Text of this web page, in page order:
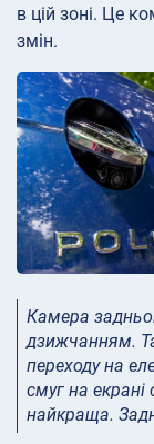
в цій зоні. Це
змін.
Камера
дзижчанням.
переходу на
смуг на екрані
найкраща.